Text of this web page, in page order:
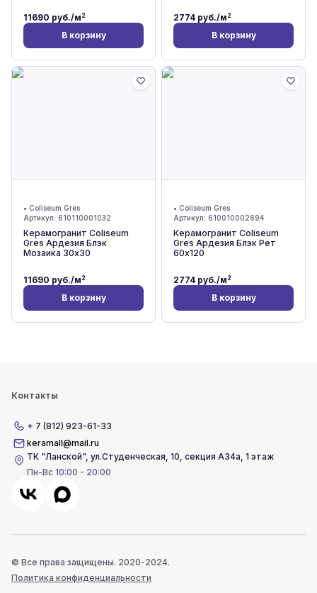
11690 руб./м2
В корзину
2774 руб./м2
В корзину
• Coliseum Gres
Артикул: 610110001032
Керамогранит Coliseum
Gres Ардезия Блэк
Мозаика 30x30
11690 руб./м2
В корзину
• Coliseum Gres
Артикул: 610010002694
Керамогранит Coliseum
Gres Ардезия Блэк Рет
60x120
2774 руб./м2
В корзину
Контакты
+ 7 (812) 923-61-33
keramall@mail.ru
ТК "Ланской",ул.Студенческая, 10, секция А34а, 1 этаж
Пн-Вс 10:00 - 20:00
© Все права защищены. 2020-2024.
Политика конфиденциальности